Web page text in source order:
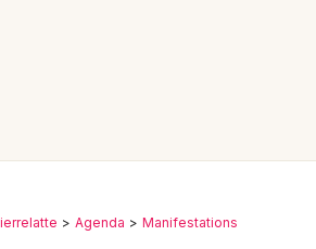
Agenda Manifestations